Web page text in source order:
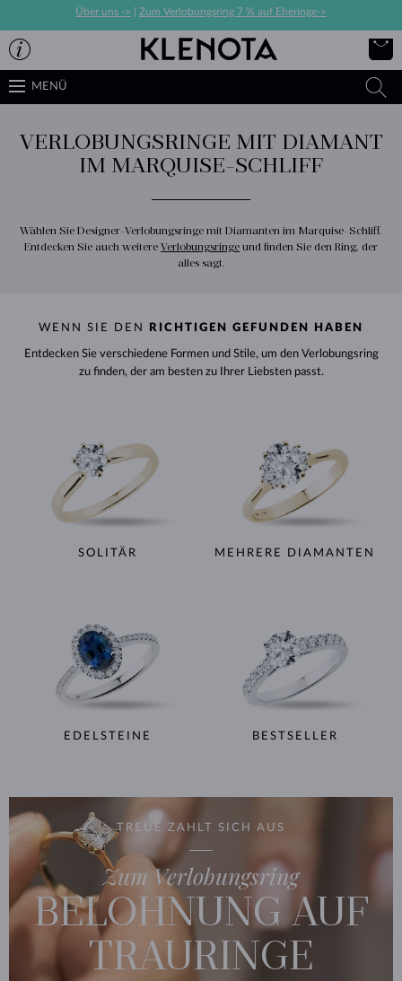
Über uns -> Zum Verlobungsring 7 % auf Eheringe->
MENÜ
VERLOBUNGSRINGE MIT DIAMANT
IM MARQUISE-SCHLIFF
Wählen Sie Designer-Verlobungsringe mit Diamanten im Marquise-Schliff.
Entdecken Sie auch weitere Verlobungsringe und finden Sie den Ring, der
alles sagt.
WENN SIE DEN RICHTIGEN GEFUNDEN HABEN
Entdecken Sie verschiedene Formen und Stile, um den Verlobungsring
zu finden, der am besten zu Ihrer Liebsten passt.
SOLITÄR MEHRERE DIAMANTEN
EDELSTEINE BESTSELLER
TREUE ZAHLT SICH AUS
Zum Verlobungsring
BELOHNUNG AUF
TRAURINGE